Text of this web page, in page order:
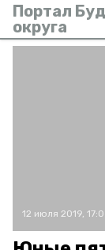
Портал
округа
12 июля 2019,